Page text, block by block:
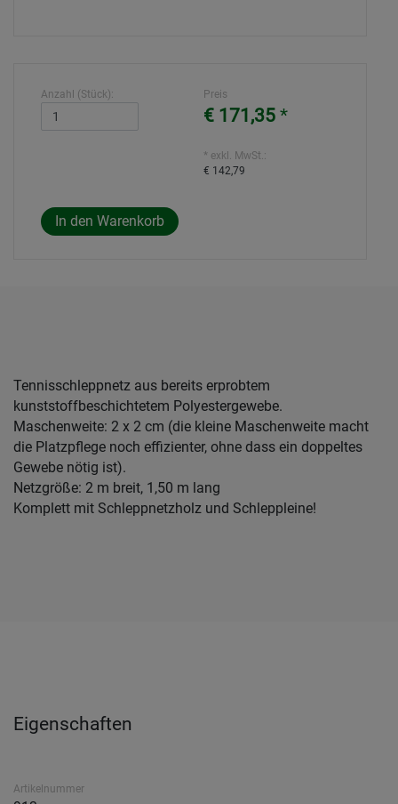
Anzahl (Stück): Preis
€ 171,35 *
* exkl. MwSt.:
€ 142,79
Tennisschleppnetz aus bereits erprobtem
kunststoffbeschichtetem Polyestergewebe.
Maschenweite: 2 x 2 cm (die kleine Maschenweite macht
die Platzpflege noch effizienter, ohne dass ein doppeltes
Gewebe nötig ist).
Netzgröße: 2 m breit, 1,50 m lang
Komplett mit Schleppnetzholz und Schleppleine!
Eigenschaften
Artikelnummer